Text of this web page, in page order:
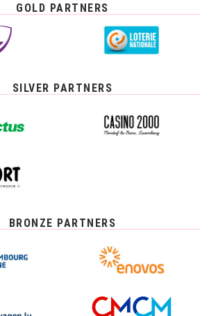
GOLD PARTNERS
SILVER PARTNERS
BRONZE PARTNERS